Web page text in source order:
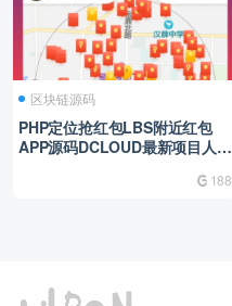
区块链源码
PHP定位抢红包LBS附近红包
APP源码DCLOUD最新项目人脉
188